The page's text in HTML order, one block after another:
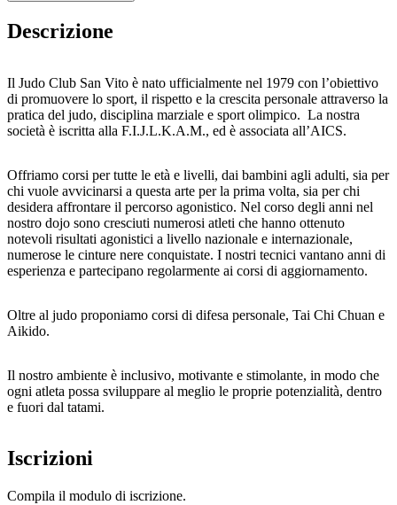
Descrizione
Il Judo Club San Vito è nato ufficialmente nel 1979 con l’obiettivo
di promuovere lo sport, il rispetto e la crescita personale attraverso la
pratica del judo, disciplina marziale e sport olimpico. La nostra
società è iscritta alla F.I.J.L.K.A.M., ed è associata all’AICS.
Offriamo corsi per tutte le età e livelli, dai bambini agli adulti, sia per
chi vuole avvicinarsi a questa arte per la prima volta, sia per chi
desidera affrontare il percorso agonistico. Nel corso degli anni nel
nostro dojo sono cresciuti numerosi atleti che hanno ottenuto
notevoli risultati agonistici a livello nazionale e internazionale,
numerose le cinture nere conquistate. I nostri tecnici vantano anni di
esperienza e partecipano regolarmente ai corsi di aggiornamento.
Oltre al judo proponiamo corsi di difesa personale, Tai Chi Chuan e
Aikido.
Il nostro ambiente è inclusivo, motivante e stimolante, in modo che
ogni atleta possa sviluppare al meglio le proprie potenzialità, dentro
e fuori dal tatami.
Iscrizioni
Compila il modulo di iscrizione.